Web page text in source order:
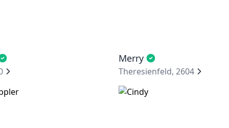
Merry
Theresienfeld, 2604